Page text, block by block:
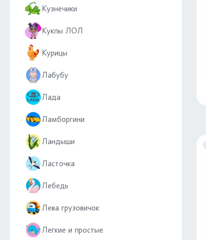
Кузнечики
Куклы ЛОЛ
Курицы
Лабубу
Лада
Ламборгини
Ландыши
Ласточка
Лебедь
Лева грузовичок
Легкие и простые